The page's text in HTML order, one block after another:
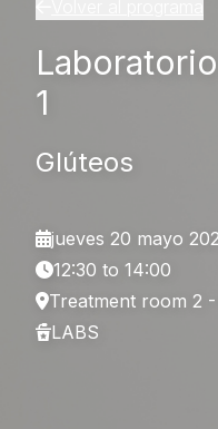
1
Glúteos
jueves 20 mayo
12:30 to 14:00
Treatment room 2
LABS